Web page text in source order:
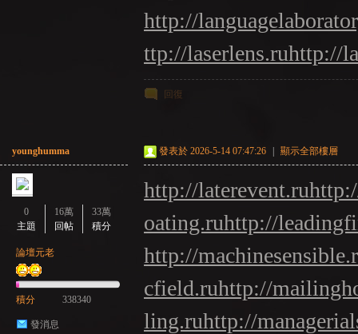
http://
ttp://laserlens.ruhttp://
回復
younghumma
0
主題
16萬
回帖
33萬
積分
論壇元老
積分 338340
發消息
發表於 2026-5-14 07:47:26 顯示全部樓層
http://laterevent.ru
oating.ruhttp://
http://
cfield.ruhttp://
ling.ruhttp://